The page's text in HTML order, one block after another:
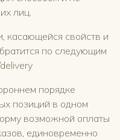
лиц.
касающейся свойств и
по следующим
порядке
позиций в одном
возможной оплаты
единовременно